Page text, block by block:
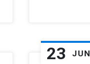
23 JUN